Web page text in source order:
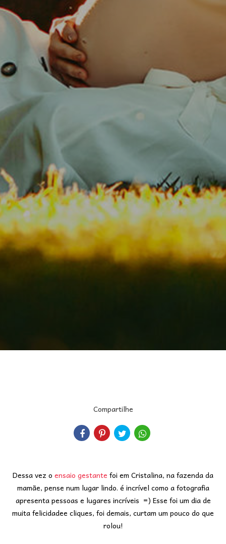
Compartilhe
Dessa vez o ensaio gestante foi em Cristalina, na fazenda da
mamãe, pense num lugar lindo. é incrível como a fotografia
apresenta pessoas e lugares incríveis =) Esse foi um dia de
muita felicidadee cliques, foi demais, curtam um pouco do que
rolou!